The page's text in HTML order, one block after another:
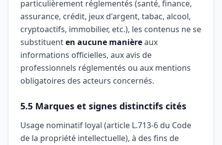
particulièrement réglementés (santé, finance,
assurance, crédit, jeux d'argent, tabac, alcool,
cryptoactifs, immobilier, etc.), les contenus ne se
substituenten aucune manièreaux
informations officielles, aux avis de
professionnels réglementés ou aux mentions
obligatoires des acteurs concernés.
5.5 Marques et signes distinctifs cités
Usage nominatif loyal (article L.713-6 du Code
de la propriété intellectuelle), à des fins de